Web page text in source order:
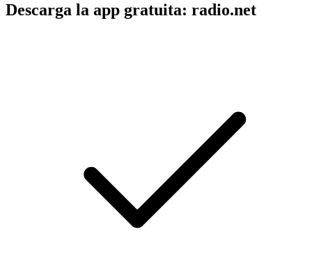
Descarga la app gratuita: radio.net